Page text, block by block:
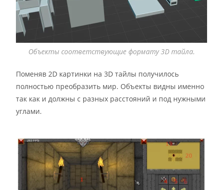
Объекты соответствующие формату 3D тайла.
Поменяв 2D картинки на 3D тайлы получилось
полностью преобразить мир. Объекты видны именно
так как и должны с разных расстояний и под нужными
углами.